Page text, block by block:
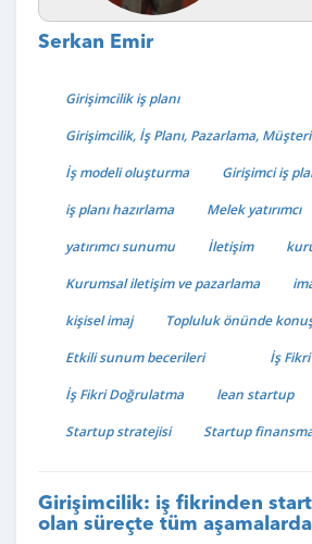
Serkan Emir
Girişimcilik iş planı
Girişimcilik, İş Planı, Pazarlama,
İş modeli oluşturma
Girişimci iş
iş planı hazırlama
Melek yatırımcı
yatırımcı sunumu
İletişim
Kurumsal iletişim ve pazarlama
kişisel imaj
Topluluk önünde
Etkili sunum becerileri
İş Fikri
İş Fikri Doğrulatma
lean startup
Startup stratejisi
Startup
Girişimcilik: iş fikrinden
olan süreçte tüm